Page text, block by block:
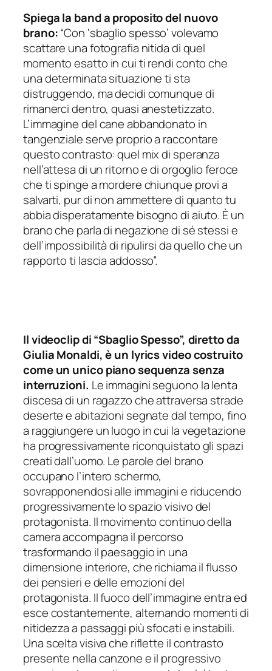
Spiega la band a propositodel nuovo
brano:“Con ‘sbaglio spesso’ volevamo
scattare una fotografia nitida di quel
momento esatto in cui ti rendi conto che
una determinata situazione ti sta
distruggendo, ma decidi comunque di
rimanerci dentro, quasi anestetizzato.
L’immagine del cane abbandonato in
tangenziale serve proprio a raccontare
questo contrasto: quel mix di speranza
nell’attesa di un ritorno e di orgoglio feroce
che ti spinge a mordere chiunque provi a
salvarti, pur di non ammettere di quanto tu
abbia disperatamente bisogno di aiuto. È un
brano che parla di negazione di sé stessi e
dell’impossibilità di ripulirsi da quello che un
rapporto ti lascia addosso”.
Il videoclip di “Sbaglio Spesso”, diretto da
Giulia Monaldi, è un lyrics video costruito
come un unico piano sequenza senza
interruzioni. Le immagini seguono la lenta
discesa di un ragazzo che attraversa strade
deserte e abitazioni segnate dal tempo, fino
a raggiungere un luogo in cui la vegetazione
ha progressivamente riconquistato gli spazi
creati dall’uomo. Le parole del brano
occupano l’intero schermo,
sovrapponendosi alle immagini e riducendo
progressivamente lo spazio visivo del
protagonista. Il movimento continuo della
camera accompagna il percorso
trasformando il paesaggio in una
dimensione interiore, che richiama il flusso
dei pensieri e delle emozioni del
protagonista. Il fuoco dell’immagine entra ed
esce costantemente, alternando momenti di
nitidezza a passaggi più sfocati e instabili.
Una scelta visiva che riflette il contrasto
presente nella canzone e il progressivo